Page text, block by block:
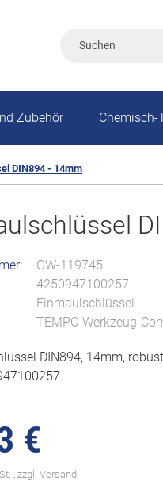
Zubehör Chemisch-
DIN894 - 14mm
GW-119745
4250947100257
Einmaulschlüssel
TEMPO Werkzeug-
DIN894, 14mm,
€
, zzgl. Versand